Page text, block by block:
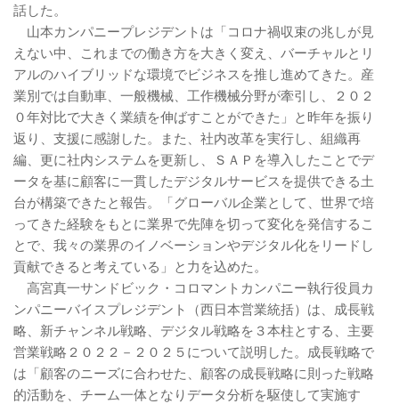
話した。
山本カンパニープレジデントは「コロナ禍収束の兆しが見
えない中、これまでの働き方を大きく変え、バーチャルとリ
アルのハイブリッドな環境でビジネスを推し進めてきた。産
業別では自動車、一般機械、工作機械分野が牽引し、２０２
０年対比で大きく業績を伸ばすことができた」と昨年を振り
返り、支援に感謝した。また、社内改革を実行し、組織再
編、更に社内システムを更新し、ＳＡＰを導入したことでデ
ータを基に顧客に一貫したデジタルサービスを提供できる土
台が構築できたと報告。「グローバル企業として、世界で培
ってきた経験をもとに業界で先陣を切って変化を発信するこ
とで、我々の業界のイノベーションやデジタル化をリードし
貢献できると考えている」と力を込めた。
高宮真一サンドビック・コロマントカンパニー執行役員カ
ンパニーバイスプレジデント（西日本営業統括）は、成長戦
略、新チャンネル戦略、デジタル戦略を３本柱とする、主要
営業戦略２０２２－２０２５について説明した。成長戦略で
は「顧客のニーズに合わせた、顧客の成長戦略に則った戦略
的活動を、チーム一体となりデータ分析を駆使して実施す